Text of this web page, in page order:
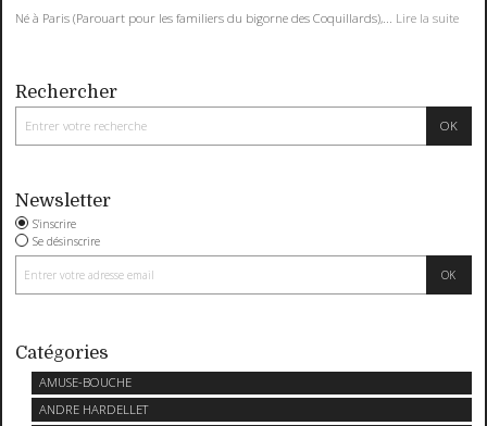
Né à Paris (Parouart pour les familiers du bigorne des Coquillards),... Lire la suite
Rechercher
Newsletter
S'inscrire
Se désinscrire
Catégories
AMUSE-BOUCHE
ANDRE HARDELLET